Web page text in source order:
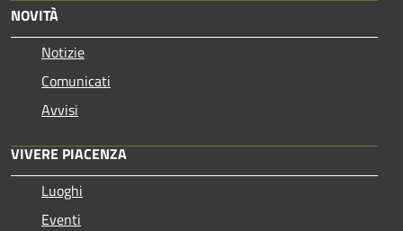
NOVITÀ
Notizie
Comunicati
Avvisi
VIVERE PIACENZA
Luoghi
Eventi